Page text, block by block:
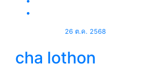
26 ต.ค. 2568
cha lothon